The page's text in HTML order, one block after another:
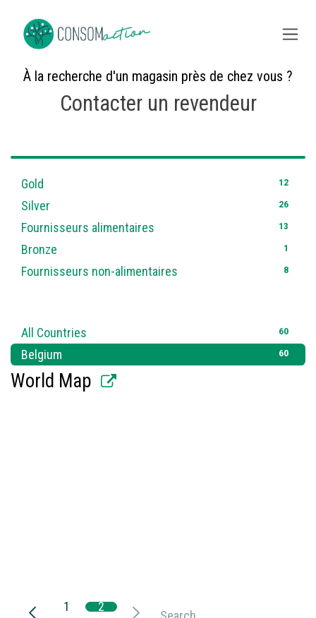
À la recherche d'un magasin près de chez vous ?
Contacter un revendeur
12
Gold
26
Silver
13
Fournisseurs alimentaires
1
Bronze
8
Fournisseurs non-alimentaires
60
All Countries
60
Belgium
World Map
1 2